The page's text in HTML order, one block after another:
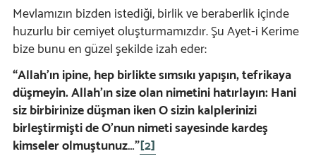
Mevlamızın bizden istediği, birlik ve beraberlik içinde
huzurlu bir cemiyet oluşturmamızdır. Şu Ayet-i Kerime
bize bunu en güzel şekilde izah eder:
“Allah’ın ipine, hep birlikte sımsıkı yapışın, tefrikaya
düşmeyin. Allah’ın size olan nimetini hatırlayın: Hani
siz birbirinize düşman iken O sizin kalplerinizi
birleştirmişti de O’nun nimeti sayesinde kardeş
kimseler olmuştunuz…”[2]